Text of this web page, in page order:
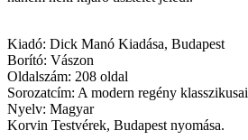
Kiadó: Dick Manó Kiadása, Budapest
Borító: Vászon
Oldalszám: 208 oldal
Sorozatcím: A modern regény klasszikusai
Nyelv: Magyar
Korvin Testvérek, Budapest nyomása.